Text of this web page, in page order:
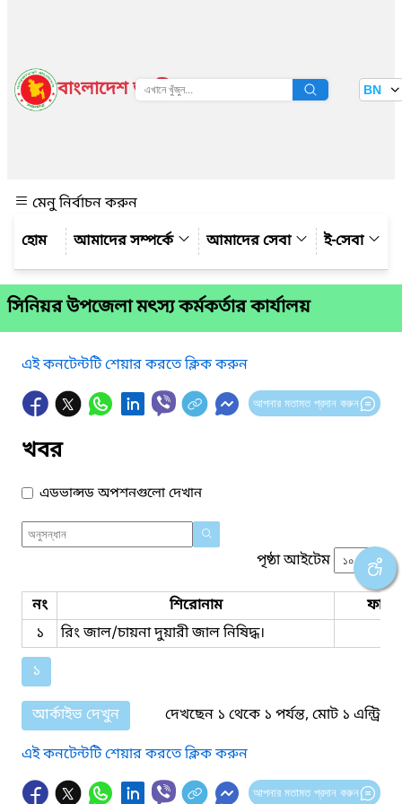
বাংলাদেশ জাতীয় তথ্য বাতায়ন BN
মেনু নির্বাচন করুন
আমাদের সম্পর্কে
আমাদের সেবা ই-সেবা
সিনিয়র উপজেলা মৎস্য কর্মকর্তার কার্যালয়
এই কনটেন্টটি শেয়ার করতে ক্লিক করুন
আপনার মতামত প্রদান করুন
খবর
এডভান্সড অপশনগুলো দেখান
পৃষ্ঠা আইটেম
নং শিরোনাম
ফাইল
১
রিং জাল/চায়না দুয়ারী জাল নিষিদ্ধ।
১
আর্কাইভ দেখুন
দেখছেন ১ থেকে ১ পর্যন্ত, মোট ১ এন্ট্রি
এই কনটেন্টটি শেয়ার করতে ক্লিক করুন
আপনার মতামত প্রদান করুন